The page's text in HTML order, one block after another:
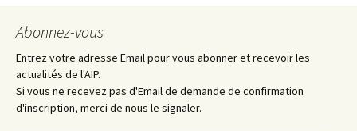
Abonnez-vous
Entrez votre adresse Email pour vous abonner et recevoir les
actualités de l'AIP.
Si vous ne recevez pas d'Email de demande de confirmation
d'inscription, merci de nous le signaler.